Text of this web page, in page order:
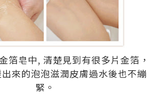
箔皂中, 清楚見到有很多片金箔，
來的泡泡滋潤皮膚過水後也不繃
緊。